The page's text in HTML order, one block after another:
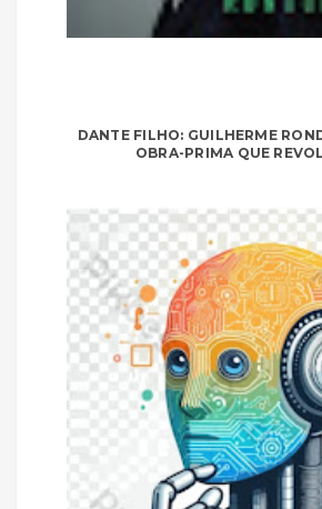
DANTE FILHO: GUILHERME
OBRA-PRIMA QUE